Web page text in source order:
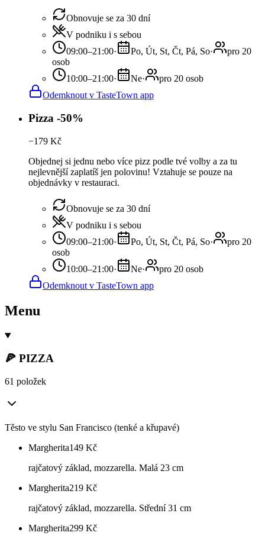
Obnovuje se za 30 dní
V podniku i s sebou
09:00–21:00· Po, Út, St, Čt, Pá, So·
pro 20
osob
10:00–21:00· Ne·
pro 20 osob
Odemknout v TasteTown app
Pizza -50%
−179 Kč
Objednej si jednu nebo více pizz podle tvé volby a za tu
nejlevnější zaplatíš jen polovinu! Vztahuje se pouze na
objednávky v restauraci.
Obnovuje se za 30 dní
V podniku i s sebou
09:00–21:00· Po, Út, St, Čt, Pá, So·
pro 20
osob
10:00–21:00· Ne·
pro 20 osob
Odemknout v TasteTown app
Menu
🍕 PIZZA
61 položek
Těsto ve stylu San Francisco (tenké a křupavé)
Margherita149 Kč
rajčatový základ, mozzarella. Malá 23 cm
Margherita219 Kč
rajčatový základ, mozzarella. Střední 31 cm
Margherita299 Kč